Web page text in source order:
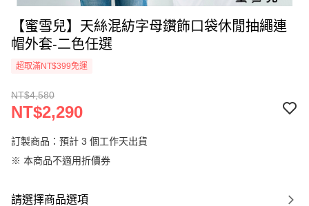
【蜜雪兒】天絲混紡字母鑽飾口袋休閒抽繩連
帽外套-二色任選
超取滿NT$399免運
NT$4,580
NT$2,290
訂製商品：預計 3 個工作天出貨
※ 本商品不適用折價券
請選擇商品選項